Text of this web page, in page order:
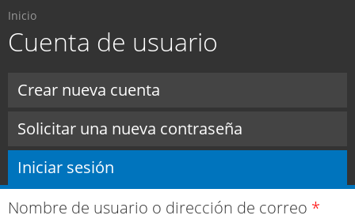
principal
Usted está aquí
Inicio
Cuenta de usuario
Crear nueva cuenta
Solicitar una nueva contraseña
Iniciar sesión
Nombre de usuario o dirección de correo *